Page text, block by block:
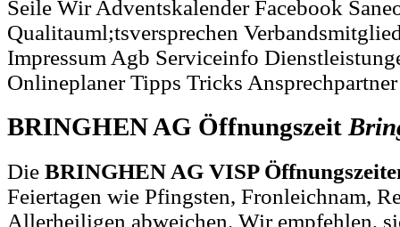
Seile Wir Adventskalender Facebook
Qualitauml;tsversprechen
Impressum Agb Serviceinfo
Onlineplaner Tipps Tricks
BRINGHEN AG Öffnungszeit
Die BRINGHEN AG VISP
Feiertagen wie Pfingsten, Fronleichnam,
Allerheiligen abweichen. Wir empfehlen,